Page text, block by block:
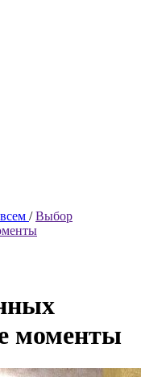
/ Выбор
моменты